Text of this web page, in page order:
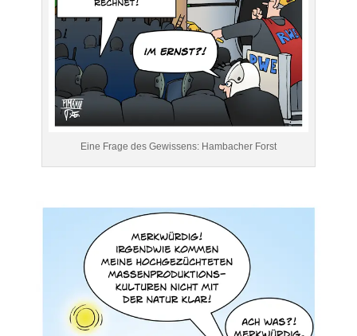
Eine Frage des Gewissens: Hambacher Forst